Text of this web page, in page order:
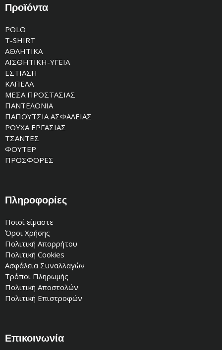
Προϊόντα
POLO
T-SHIRT
ΑΘΛΗΤΙΚΑ
ΑΙΣΘΗΤΙΚΗ-ΥΓΕΙΑ
ΕΣΤΙΑΣΗ
ΚΑΠΕΛΑ
ΜΕΣΑ ΠΡΟΣΤΑΣΙΑΣ
ΠΑΝΤΕΛΟΝΙΑ
ΠΑΠΟΥΤΣΙΑ ΑΣΦΑΛΕΙΑΣ
ΡΟΥΧΑ ΕΡΓΑΣΙΑΣ
ΤΣΑΝΤΕΣ
ΦΟΥΤΕΡ
ΠΡΟΣΦΟΡΕΣ
Πληροφορίες
Ποιοί είμαστε
Όροι Χρήσης
Πολιτική Απορρήτου
Πολιτική Cookies
Ασφάλεια Συναλλαγών
Τρόποι Πληρωμής
Πολιτική Αποστολών
Πολιτική Επιστροφών
Επικοινωνία